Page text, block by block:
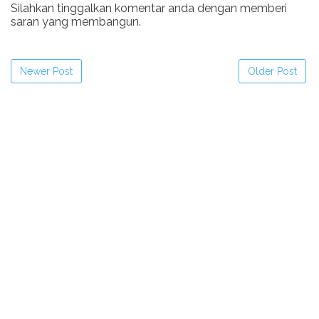
Silahkan tinggalkan komentar anda dengan memberi
saran yang membangun.
Newer Post Older Post